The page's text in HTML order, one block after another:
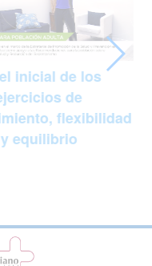
inicial de los
de
flexibilidad
y equilibrio